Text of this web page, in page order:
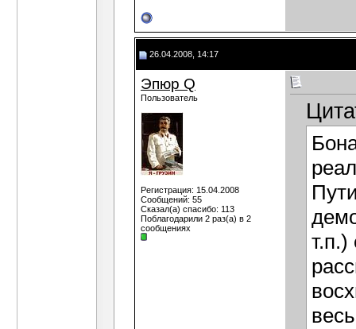
26.04.2008, 14:17
Эпюр Q
Пользователь
Регистрация: 15.04.2008
Сообщений: 55
Сказал(а) спасибо: 113
Поблагодарили 2 раз(а) в 2
сообщениях